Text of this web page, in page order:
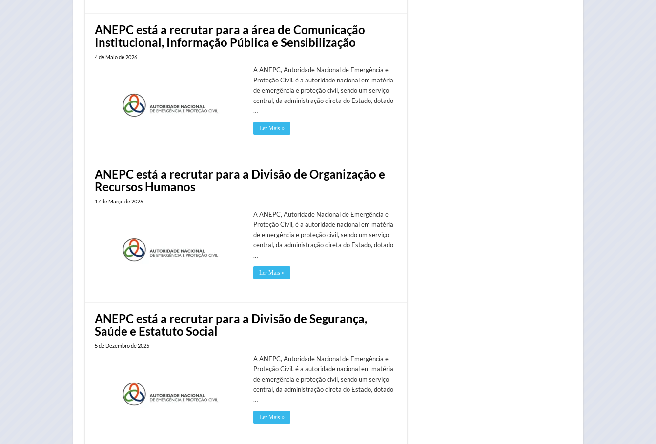
ANEPC está a recrutar para a área de Comunicação
Institucional, Informação Pública e Sensibilização
4 de Maio de 2026
A ANEPC, Autoridade Nacional de Emergência e
Proteção Civil, é a autoridade nacional em matéria
de emergência e proteção civil, sendo um serviço
central, da administração direta do Estado, dotado
…
Ler Mais »
ANEPC está a recrutar para a Divisão de Organização e
Recursos Humanos
17 de Março de 2026
A ANEPC, Autoridade Nacional de Emergência e
Proteção Civil, é a autoridade nacional em matéria
de emergência e proteção civil, sendo um serviço
central, da administração direta do Estado, dotado
…
Ler Mais »
ANEPC está a recrutar para a Divisão de Segurança,
Saúde e Estatuto Social
5 de Dezembro de 2025
A ANEPC, Autoridade Nacional de Emergência e
Proteção Civil, é a autoridade nacional em matéria
de emergência e proteção civil, sendo um serviço
central, da administração direta do Estado, dotado
…
Ler Mais »